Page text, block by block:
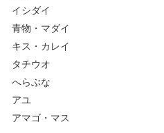
イシダイ
青物・マダイ
キス・カレイ
タチウオ
へらぶな
アユ
アマゴ・マス